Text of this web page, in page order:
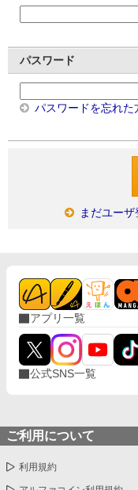
パスワード
パスワードを忘れた
まだユー
アプリ一覧
公式SNS一覧
ご利用について
利用規約